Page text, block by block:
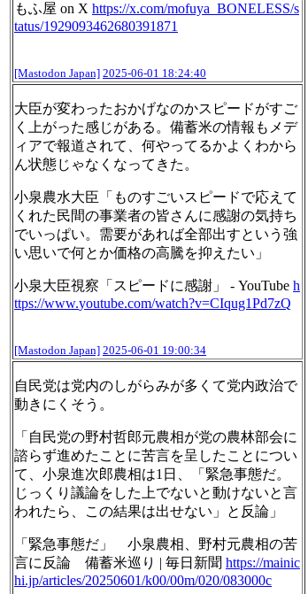
もふ屋 on X https://x.com/mofuya_BONELESS/s
tatus/1929093462680391871
[Mastodon Japan] 2025-06-01 18:24:40
大臣が変わったおかげなのかスピードがすご
く上がった感じがある。備蓄米の情報もメデ
ィアで報道されて、何やってるかよくわから
ん状態じゃなくなってきた。
小泉農水大臣「ものすごいスピードで応えて
くれた民間の事業者の皆さんに感謝の気持ち
でいっぱい。需要があれば全部出すという強
い思いで何とか価格の高騰を抑えたい」
小泉大臣視察「スピードに感謝」 - YouTube h
ttps://www.youtube.com/watch?v=CIqug1Pd7zQ
[Mastodon Japan] 2025-06-01 19:00:34
自民党は党内のしがらみが多くて党内政治で
動きにくそう。
「自民党の野村哲郎元農相が党の農林部会に
諮らず進めたことに苦言を呈したことについ
て、小泉進次郎農相は1日、「緊急事態だ。
じっくり議論をした上でないと動けないと言
われたら、この結果は出せない」と反論」
「緊急事態だ」 小泉農相、野村元農相の苦
言に反論 備蓄米巡り | 毎日新聞 https://mainic
hi.jp/articles/20250601/k00/00m/020/083000c